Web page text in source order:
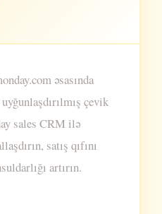
əsasında
çevik
sales CRM ilə
satış qıfını
artırın.